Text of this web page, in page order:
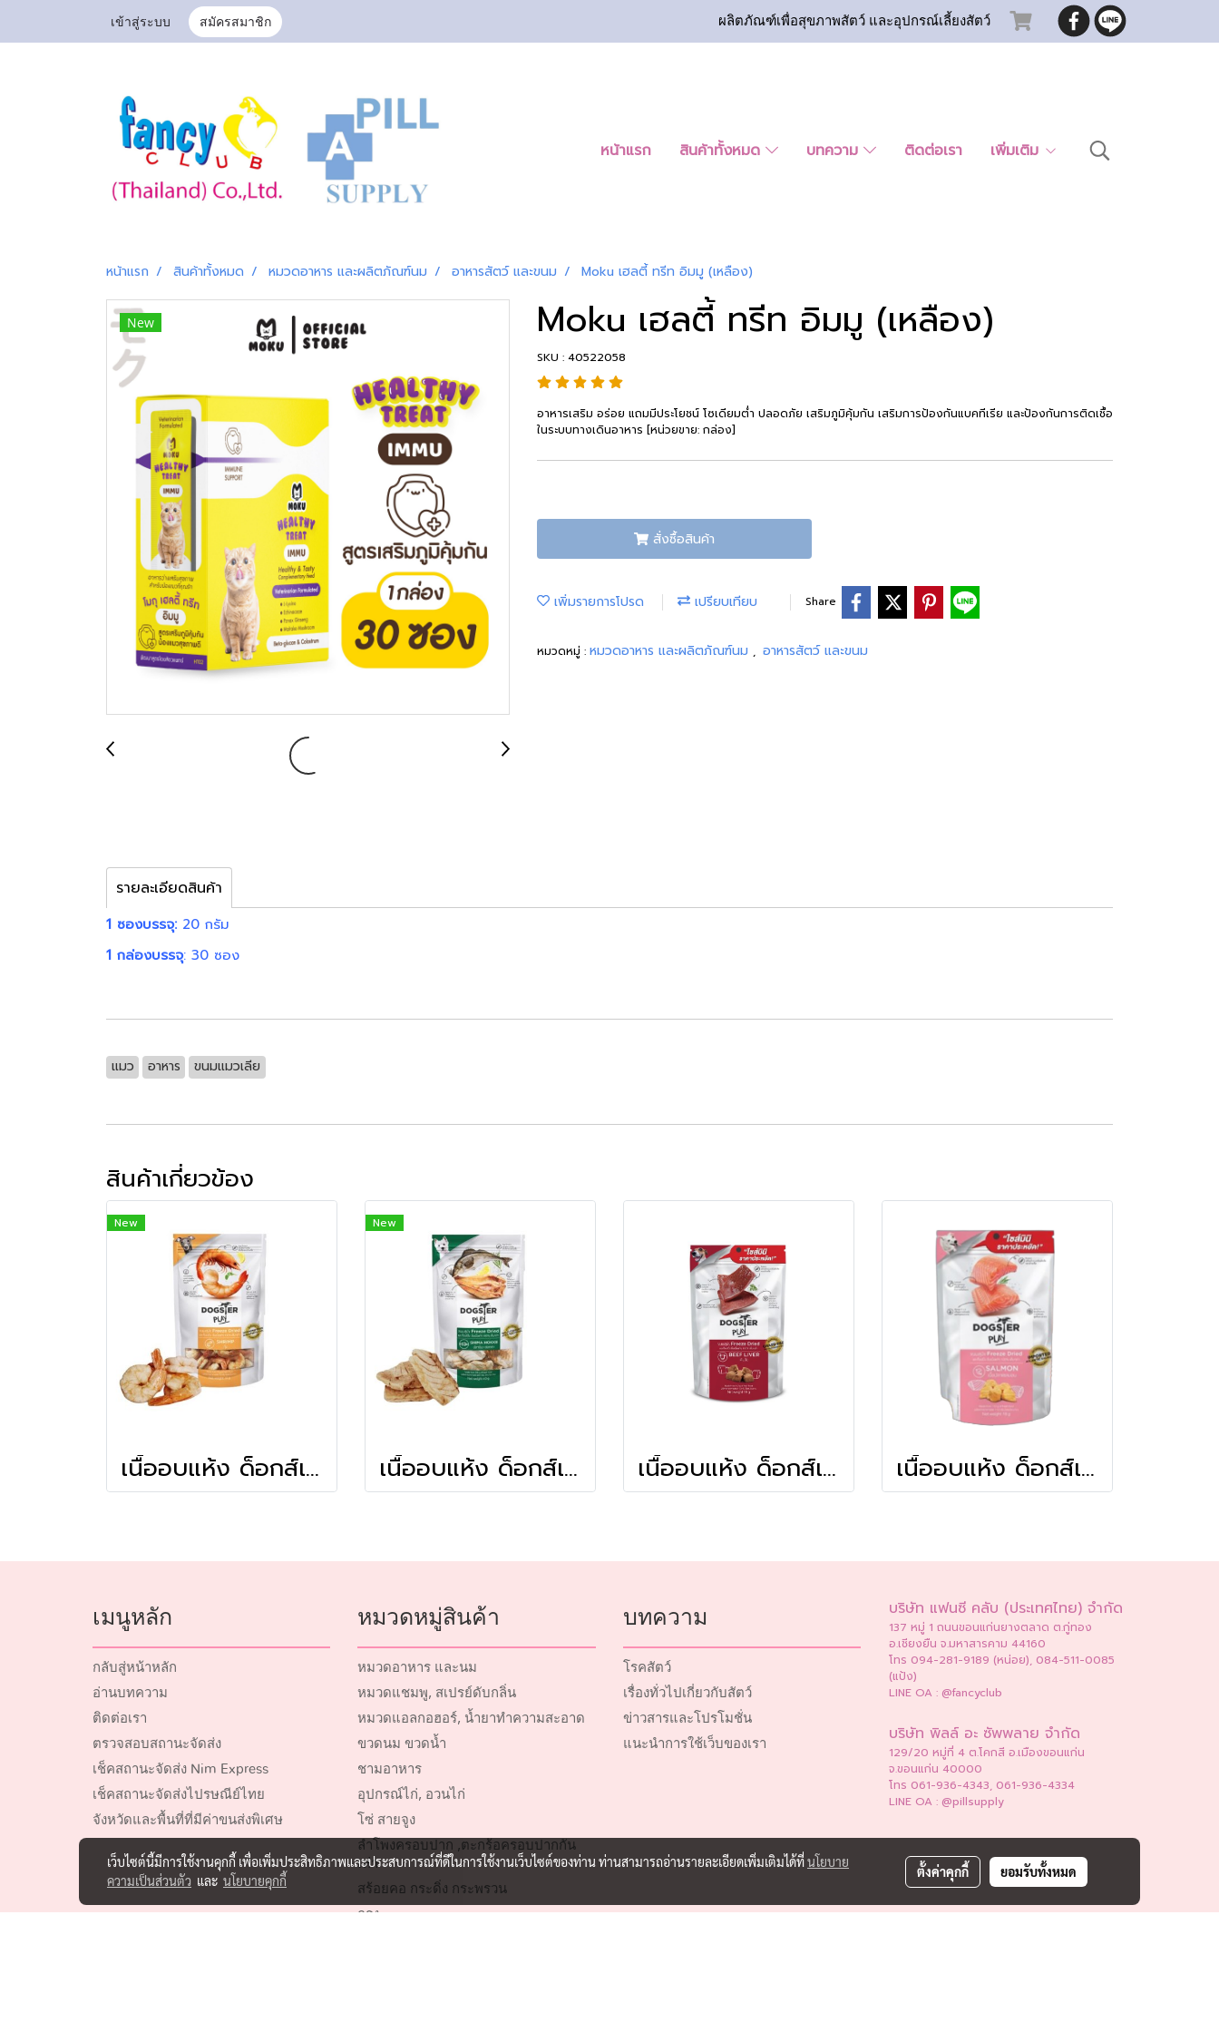
เข้าสู่ระบบ สมัครสมาชิก ผลิตภัณฑ์เพื่อสุขภาพสัตว์ และอุปกรณ์เลี้ยงสัตว์
หน้าแรก สินค้าทั้งหมด บทความ ติดต่อเรา เพิ่มเติม
หน้าแรก สินค้าทั้งหมด หมวดอาหาร และผลิตภัณฑ์นม อาหารสัตว์ และขนม Moku เฮลตี้ ทรีท อิมมู (เหลือง)
New Moku เฮลตี้ ทรีท อิมมู (เหลือง)
SKU : 40522058
อาหารเสริม อร่อย แถมมีประโยชน์ โซเดียมต่ำ ปลอดภัย เสริมภูมิคุ้มกัน เสริมการป้องกันแบคทีเรีย และป้องกันการติดเชื้อ
ในระบบทางเดินอาหาร [หน่วยขาย: กล่อง]
สั่งซื้อสินค้า
เพิ่มรายการโปรด เปรียบเทียบ Share
หมวดหมู่ : หมวดอาหาร และผลิตภัณฑ์นม , อาหารสัตว์ และขนม
รายละเอียดสินค้า
1 ซองบรรจุ: 20 กรัม
1 กล่องบรรจุ: 30 ซอง
แมว อาหาร ขนมแมวเลีย
สินค้าเกี่ยวข้อง
New
เนื้ออบแห้ง ด็อกส์เตอร์เพลย์ สูตรกุ้ง 15g.
New
เนื้ออบแห้ง ด็อกส์เตอร์เพลย์ สูตรปลาชิมะ ฮอกเกะ เนื้ออบแห้ง ด็อกส์เตอร์เพลย์ สูตรตับวัว 18 g. เนื้ออบแห้ง ด็อกส์เตอร์เพลย์ สูตรเนื้อปลาแซลมอน 18g.
เมนูหลัก
กลับสู่หน้าหลัก
อ่านบทความ
ติดต่อเรา
ตรวจสอบสถานะจัดส่ง
เช็คสถานะจัดส่ง Nim Express
เช็คสถานะจัดส่งไปรษณีย์ไทย
จังหวัดและพื้นที่ที่มีค่าขนส่งพิเศษ
หมวดหมู่สินค้า
หมวดอาหาร และนม
หมวดแชมพู, สเปรย์ดับกลิ่น
หมวดแอลกอฮอร์, น้ำยาทำความสะอาด
ขวดนม ขวดน้ำ
ชามอาหาร
อุปกรณ์ไก่, อวนไก่
โซ่ สายจูง
ลำโพงครอบปาก ,ตะกร้อครอบปากกัน
เห่า
สร้อยคอ กระดิ่ง กระพรวน
กรง
บทความ
โรคสัตว์
เรื่องทั่วไปเกี่ยวกับสัตว์
ข่าวสารและโปรโมชั่น
แนะนำการใช้เว็บของเรา
บริษัท แฟนซี คลับ (ประเทศไทย) จำกัด
137 หมู่ 1 ถนนขอนแก่นยางตลาด ต.กู่ทอง
อ.เชียงยืน จ.มหาสารคาม 44160
โทร 094-281-9189 (หน่อย), 084-511-0085
(แป้ง)
LINE OA : @fancyclub
บริษัท พิลล์ อะ ซัพพลาย จำกัด
129/20 หมู่ที่ 4 ต.โคกสี อ.เมืองขอนแก่น
จ.ขอนแก่น 40000
โทร 061-936-4343, 061-936-4334
LINE OA : @pillsupply
เว็บไซต์นี้มีการใช้งานคุกกี้ เพื่อเพิ่มประสิทธิภาพและประสบการณ์ที่ดีในการใช้งานเว็บไซต์ของท่าน ท่านสามารถอ่านรายละเอียดเพิ่มเติมได้ที่นโยบาย
ความเป็นส่วนตัว และ นโยบายคุกกี้
ตั้งค่าคุกกี้ ยอมรับทั้งหมด